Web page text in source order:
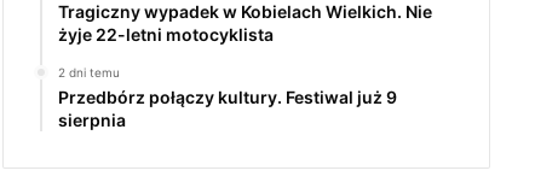
Tragiczny wypadek w Kobielach Wielkich. Nie
żyje 22-letni motocyklista
2 dni temu
Przedbórz połączy kultury. Festiwal już 9
sierpnia